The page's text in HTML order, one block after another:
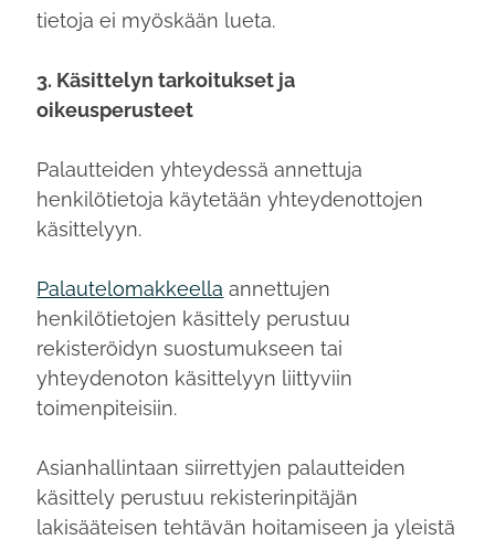
tietoja ei myöskään lueta.
3. Käsittelyn tarkoitukset ja
oikeusperusteet
Palautteiden yhteydessä annettuja
henkilötietoja käytetään yhteydenottojen
käsittelyyn.
Palautelomakkeella annettujen
henkilötietojen käsittely perustuu
rekisteröidyn suostumukseen tai
yhteydenoton käsittelyyn liittyviin
toimenpiteisiin.
Asianhallintaan siirrettyjen palautteiden
käsittely perustuu rekisterinpitäjän
lakisääteisen tehtävän hoitamiseen ja yleistä